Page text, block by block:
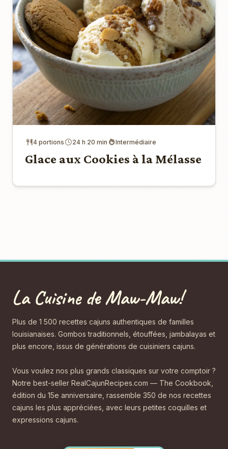
4 portions 24 h 20 min Intermédiaire
Glace aux Cookies à la Mélasse
La Cuisine de Maw-Maw!
Plus de 1 500 recettes cajuns authentiques de familles
louisianaises. Gombos traditionnels, étouffées, jambalayas et
plus encore, issus de générations de cuisiniers cajuns.
Vous voulez nos plus grands classiques sur votre comptoir ?
Notre best-seller RealCajunRecipes.com — The Cookbook,
édition du 15e anniversaire, rassemble 350 de nos recettes
cajuns les plus appréciées, avec leurs petites coquilles et
expressions cajuns.